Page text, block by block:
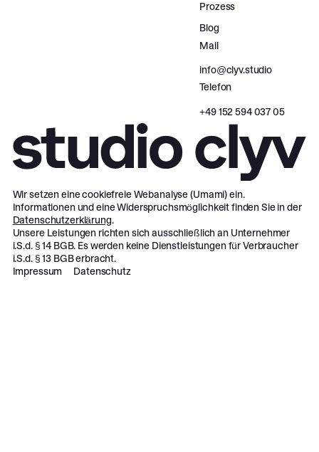
Prozess
Blog
Mail
info@clyv.studio
Telefon
‪+49 152 594 037 05‬
Wir setzen eine cookiefreie Webanalyse (Umami) ein.
Informationen und eine Widerspruchsmöglichkeit finden Sie in der
Datenschutzerklärung.
Unsere Leistungen richten sich ausschließlich an Unternehmer
i.S.d. § 14 BGB. Es werden keine Dienstleistungen für Verbraucher
i.S.d. § 13 BGB erbracht.
Impressum
Datenschutz